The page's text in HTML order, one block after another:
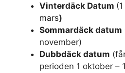
Vinterdäck Datum
mars)
Sommardäck datum
november)
Dubbdäck datum
perioden 1 oktober –